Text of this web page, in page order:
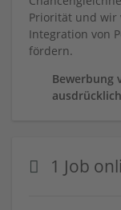
Priorität und wir
Integration von
fördern.
Bewerbung
1 Job